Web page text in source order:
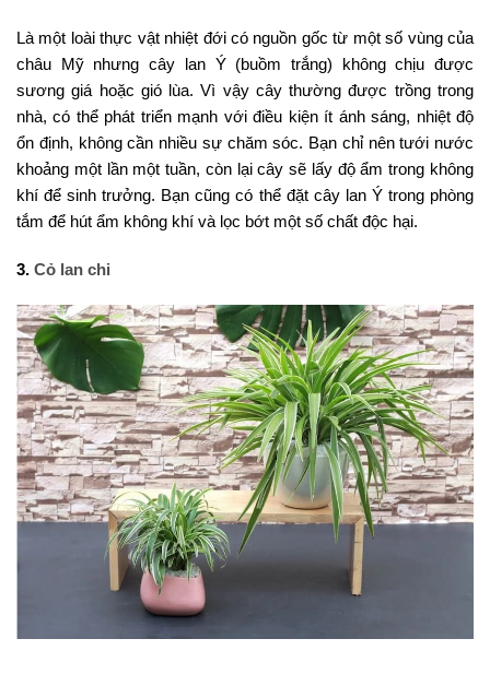
Là một loài thực vật nhiệt đới có nguồn gốc từ một số vùng của
châu Mỹ nhưng cây lan Ý (buồm trắng) không chịu được
sương giá hoặc gió lùa. Vì vậy cây thường được trồng trong
nhà, có thể phát triển mạnh với điều kiện ít ánh sáng, nhiệt độ
ổn định, không cần nhiều sự chăm sóc. Bạn chỉ nên tưới nước
khoảng một lần một tuần, còn lại cây sẽ lấy độ ẩm trong không
khí để sinh trưởng. Bạn cũng có thể đặt cây lan Ý trong phòng
tắm để hút ẩm không khí và lọc bớt một số chất độc hại.
3. Cỏ lan chi